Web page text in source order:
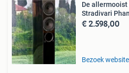
De
Stradivari
€ 2.598,00
Bezoek website